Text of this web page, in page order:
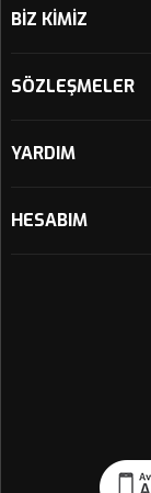
BİZ KİMİZ
SÖZLEŞMELER
YARDIM
HESABIM